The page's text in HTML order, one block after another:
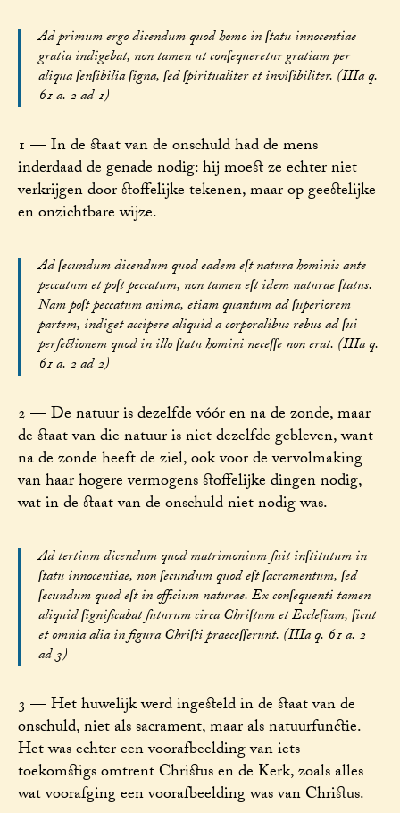
Ad primum ergo dicendum quod homo in ſtatu innocentiae
gratia indigebat, non tamen ut conſequeretur gratiam per
aliqua ſenſibilia ſigna, ſed ſpiritualiter et inviſibiliter. (IIIa q.
61 a. 2 ad 1)
1 — In de staat van de onschuld had de mens
inderdaad de genade nodig: hij moest ze echter niet
verkrijgen door stoffelijke tekenen, maar op geestelijke
en onzichtbare wijze.
Ad ſecundum dicendum quod eadem eſt natura hominis ante
peccatum et poſt peccatum, non tamen eſt idem naturae ſtatus.
Nam poſt peccatum anima, etiam quantum ad ſuperiorem
partem, indiget accipere aliquid a corporalibus rebus ad ſui
perfectionem quod in illo ſtatu homini neceſſe non erat. (IIIa q.
61 a. 2 ad 2)
2 — De natuur is dezelfde vóór en na de zonde, maar
de staat van die natuur is niet dezelfde gebleven, want
na de zonde heeft de ziel, ook voor de vervolmaking
van haar hogere vermogens stoffelijke dingen nodig,
wat in de staat van de onschuld niet nodig was.
Ad tertium dicendum quod matrimonium fuit inſtitutum in
ſtatu innocentiae, non ſecundum quod eſt ſacramentum, ſed
ſecundum quod eſt in officium naturae. Ex conſequenti tamen
aliquid ſignificabat futurum circa Chriſtum et Eccleſiam, ſicut
et omnia alia in figura Chriſti praeceſſerunt. (IIIa q. 61 a. 2
ad 3)
3 — Het huwelijk werd ingesteld in de staat van de
onschuld, niet als sacrament, maar als natuurfunctie.
Het was echter een voorafbeelding van iets
toekomstigs omtrent Christus en de Kerk, zoals alles
wat voorafging een voorafbeelding was van Christus.